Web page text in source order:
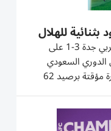
للهلال
تغلب الأهلي على غريمه الاتحاد في ديربي جدة 3-1 على
في قمة الجولة الـ25 من الدوري السعودي
ليصعد الأول إلى صدارة الترتيب بصورة مؤقتة برصيد 62
ومعرفة نتيجة
بارك في الرياض.